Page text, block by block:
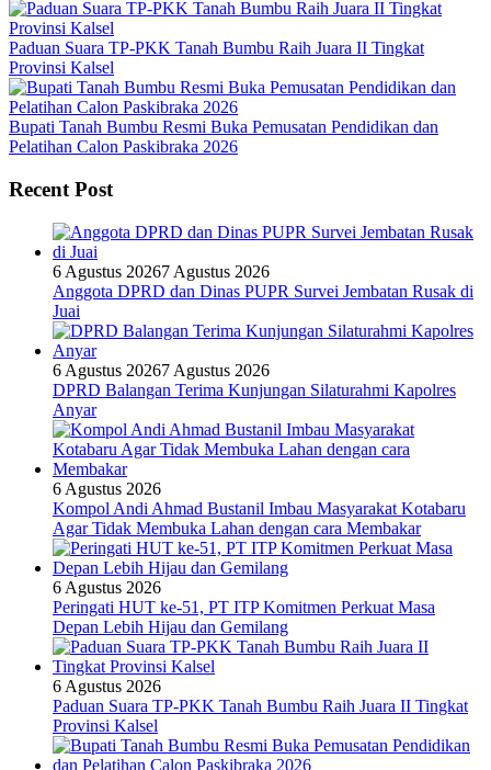
Paduan Suara TP-PKK Tanah Bumbu Raih Juara II Tingkat
Provinsi Kalsel
Bupati Tanah Bumbu Resmi Buka Pemusatan Pendidikan dan
Pelatihan Calon Paskibraka 2026
Recent Post
6 Agustus 20267 Agustus 2026
Anggota DPRD dan Dinas PUPR Survei Jembatan Rusak di
Juai
6 Agustus 20267 Agustus 2026
DPRD Balangan Terima Kunjungan Silaturahmi Kapolres
Anyar
6 Agustus 2026
Kompol Andi Ahmad Bustanil Imbau Masyarakat Kotabaru
Agar Tidak Membuka Lahan dengan cara Membakar
6 Agustus 2026
Peringati HUT ke-51, PT ITP Komitmen Perkuat Masa
Depan Lebih Hijau dan Gemilang
6 Agustus 2026
Paduan Suara TP-PKK Tanah Bumbu Raih Juara II Tingkat
Provinsi Kalsel